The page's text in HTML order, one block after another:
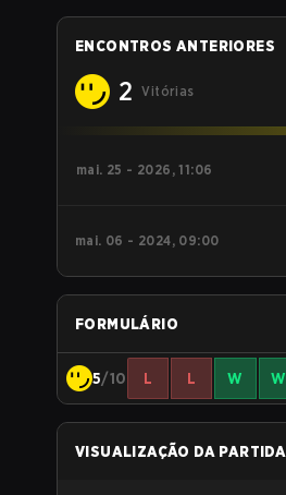
ENCONTROS ANTERIORES
2 Vitórias
mai. 25 - 2026, 11:06
mai. 06 - 2024, 09:00
FORMULÁRIO
5/10 L L W W
VISUALIZAÇÃO DA PARTIDA